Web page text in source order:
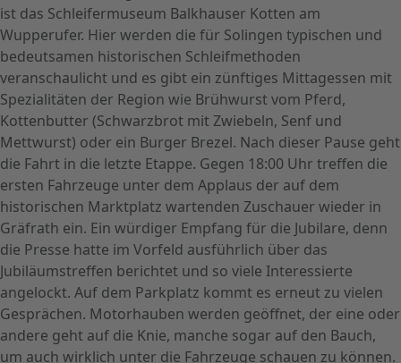
ist das Schleifermuseum Balkhauser Kotten am
Wupperufer. Hier werden die für Solingen typischen und
bedeutsamen historischen Schleifmethoden
veranschaulicht und es gibt ein zünftiges Mittagessen mit
Spezialitäten der Region wie Brühwurst vom Pferd,
Kottenbutter (Schwarzbrot mit Zwiebeln, Senf und
Mettwurst) oder ein Burger Brezel. Nach dieser Pause geht
die Fahrt in die letzte Etappe. Gegen 18:00 Uhr treffen die
ersten Fahrzeuge unter dem Applaus der auf dem
historischen Marktplatz wartenden Zuschauer wieder in
Gräfrath ein. Ein würdiger Empfang für die Jubilare, denn
die Presse hatte im Vorfeld ausführlich über das
Jubiläumstreffen berichtet und so viele Interessierte
angelockt. Auf dem Parkplatz kommt es erneut zu vielen
Gesprächen. Motorhauben werden geöffnet, der eine oder
andere geht auf die Knie, manche sogar auf den Bauch,
um auch wirklich unter die Fahrzeuge schauen zu können.